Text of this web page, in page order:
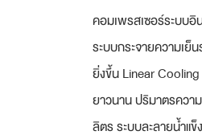
คอมเพรสเซอร์ระบบอิ
ระบบกระจายความเย็
ยิ่งขึ้น Linear
ยาวนาน ปริมาตรควา
ลิตร ระบบละลายน้ำแ